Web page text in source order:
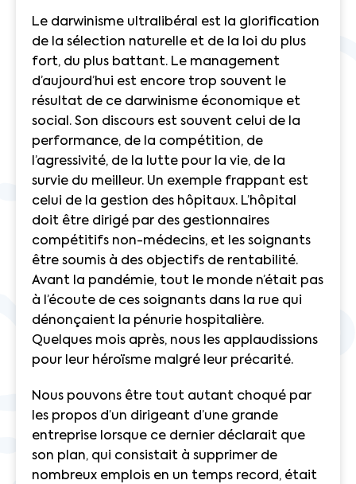
Le darwinisme ultralibéral est la glorification
de la sélection naturelle et de la loi du plus
fort, du plus battant. Le management
d’aujourd’hui est encore trop souvent le
résultat de ce darwinisme économique et
social. Son discours est souvent celui de la
performance, de la compétition, de
l’agressivité, de la lutte pour la vie, de la
survie du meilleur. Un exemple frappant est
celui de la gestion des hôpitaux. L’hôpital
doit être dirigé par des gestionnaires
compétitifs non-médecins, et les soignants
être soumis à des objectifs de rentabilité.
Avant la pandémie, tout le monde n’était pas
à l’écoute de ces soignants dans la rue qui
dénonçaient la pénurie hospitalière.
Quelques mois après, nous les applaudissions
pour leur héroïsme malgré leur précarité.
Nous pouvons être tout autant choqué par
les propos d’un dirigeant d’une grande
entreprise lorsque ce dernier déclarait que
son plan, qui consistait à supprimer de
nombreux emplois en un temps record, était